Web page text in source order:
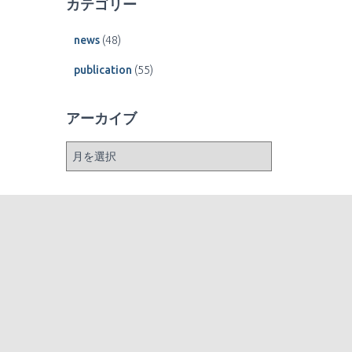
カテゴリー
news(48)
publication (55)
アーカイブ
ー
イ